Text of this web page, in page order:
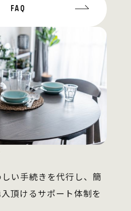
FAQ
い手続きを代行し、簡
頂けるサポート体制を